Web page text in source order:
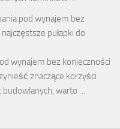
pod wynajem bez
pułapki do
wynajem bez konieczności
znaczące korzyści
budowlanych, warto …